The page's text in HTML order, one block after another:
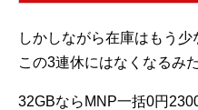
しかしながら在庫はもう少
この3連休にはなくなるみ
32GBならMNP一括0円